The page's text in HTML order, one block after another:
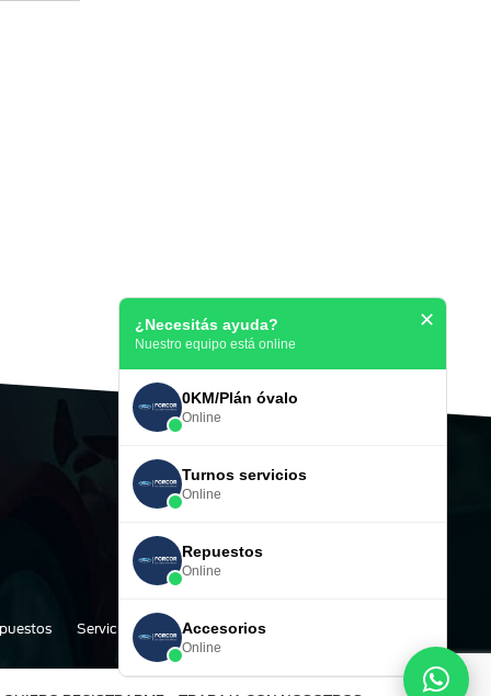
Servicio Técnico Empresa
¿Necesitás ayuda?
Nuestro equipo está online
✕
0KM/Plán óvalo
Online
Turnos servicios
Online
Repuestos
Online
Accesorios
Online